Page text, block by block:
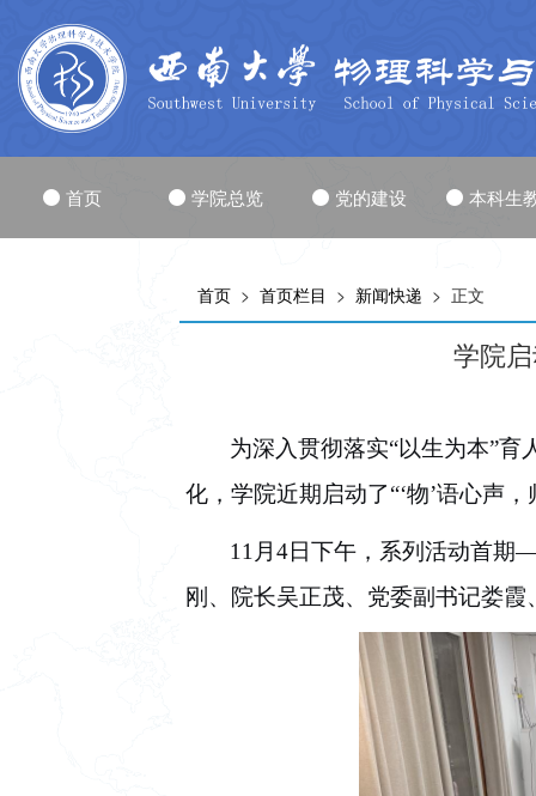
首页 学院总览 党的建设 本科生
首页 > 首页栏目 > 新闻快递 > 正文
学院
为深入贯彻落实“以生为本”
化，学院近期启动了“‘物’语心声
11 月 4日下午，系列活动首
刚、院长吴正茂、党委副书记娄